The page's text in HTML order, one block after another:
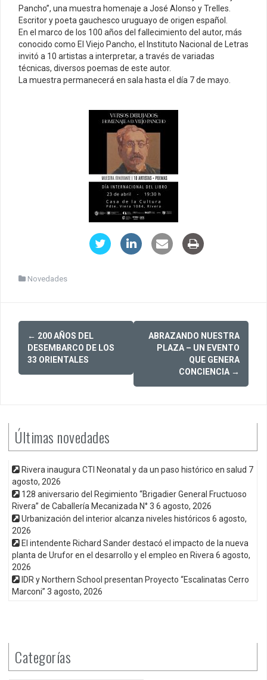
Pancho”, una muestra homenaje a José Alonso y Trelles.
Escritor y poeta gauchesco uruguayo de origen español.
En el marco de los 100 años del fallecimiento del autor, más
conocido como El Viejo Pancho, el Instituto Nacional de Letras
invitó a 10 artistas a interpretar, a través de variadas
técnicas, diversos poemas de este autor.
La muestra permanecerá en sala hasta el día 7 de mayo.
Novedades
Post
navigation
← 200 AÑOS DEL
DESEMBARCO DE LOS
33 ORIENTALES
ABRAZANDO NUESTRA
PLAZA – UN EVENTO
QUE GENERA
CONCIENCIA →
Últimas novedades
Rivera inaugura CTI Neonatal y da un paso histórico en salud 7
agosto, 2026
128 aniversario del Regimiento “Brigadier General Fructuoso
Rivera” de Caballería Mecanizada N° 3 6 agosto, 2026
Urbanización del interior alcanza niveles históricos 6 agosto,
2026
El intendente Richard Sander destacó el impacto de la nueva
planta de Urufor en el desarrollo y el empleo en Rivera 6 agosto,
2026
IDR y Northern School presentan Proyecto “Escalinatas Cerro
Marconi” 3 agosto, 2026
Categorías